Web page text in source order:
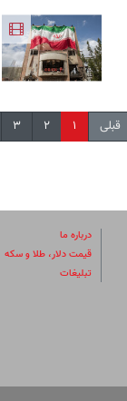
قبلی ۱ ۲ ۳
درباره ما
قیمت دلار، طلا و سکه
تبلیغات